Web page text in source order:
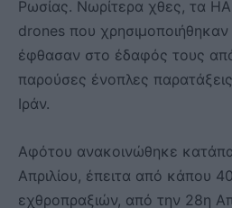
Ρωσίας. Νωρίτερα χθες, τα
drones που
έφθασαν στο έδαφός τους
παρούσες ένοπλες
Ιράν.
Αφότου ανακοινώθηκε
Απριλίου, έπειτα από κάπου
εχθροπραξιών, από την 28η